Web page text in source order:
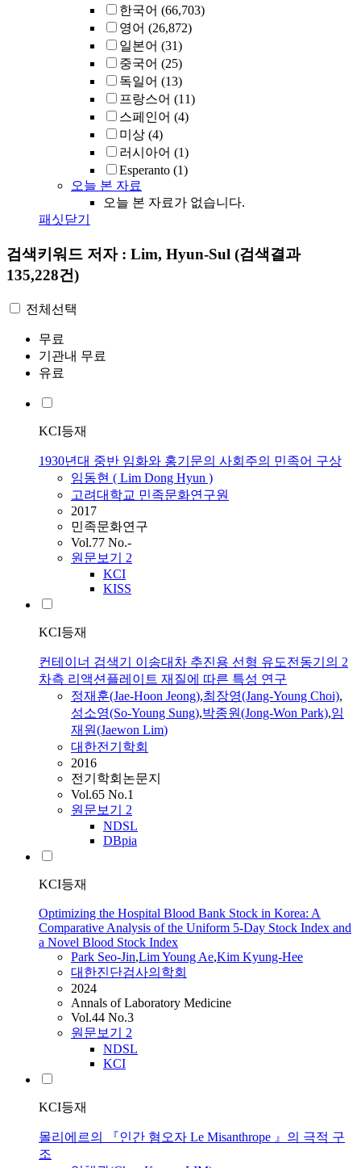
한국어 (66,703)
영어 (26,872)
일본어 (31)
중국어 (25)
독일어 (13)
프랑스어 (11)
스페인어 (4)
미상 (4)
러시아어 (1)
Esperanto (1)
오늘 본 자료
오늘 본 자료가 없습니다.
패싯닫기
검색키워드 저자 : Lim, Hyun-Sul (검색결과
135,228건)
전체선택
무료
기관내 무료
유료
KCI등재
1930년대 중반 임화와 홍기문의 사회주의 민족어 구상
임동현 ( Lim Dong Hyun )
고려대학교 민족문화연구원
2017
민족문화연구
Vol.77 No.-
원문보기 2
KCI
KISS
KCI등재
컨테이너 검색기 이송대차 추진용 선형 유도전동기의 2
차측 리액션플레이트 재질에 따른 특성 연구
정재훈(Jae-Hoon Jeong),최장영(Jang-Young Choi),
성소영(So-Young Sung),박종원(Jong-Won Park),임
재원(Jaewon Lim)
대한전기학회
2016
전기학회논문지
Vol.65 No.1
원문보기 2
NDSL
DBpia
KCI등재
Optimizing the Hospital Blood Bank Stock in Korea: A
Comparative Analysis of the Uniform 5-Day Stock Index and
a Novel Blood Stock Index
Park Seo-Jin,LimYoung Ae,Kim Kyung-Hee
대한진단검사의학회
2024
Annals of Laboratory Medicine
Vol.44 No.3
원문보기 2
NDSL
KCI
KCI등재
몰리에르의 『인간 혐오자 Le Misanthrope 』의 극적 구
조